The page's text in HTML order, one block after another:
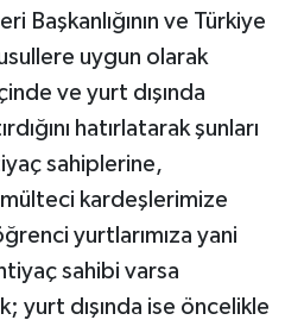
Başkanlığının ve Türkiye
uygun olarak
ve yurt dışında
hatırlatarak şunları
sahiplerine,
mülteci kardeşlerimize
yurtlarımıza yani
sahibi varsa
yurt dışında ise öncelikle